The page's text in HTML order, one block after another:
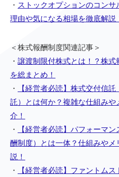
・ ストックオプションのコン
理由や気になる相場を徹底解説
＜株式報酬制度関連記事＞
・ 譲渡制限付株式とは！？株式
を総まとめ！
・
【経営者必読】株式交付信
託）とは何か？複雑な仕組み
介！
・
【経営者必読】パフォーマ
酬制度）とは一体？仕組みや
説！
・
【経営者必読】ファントム